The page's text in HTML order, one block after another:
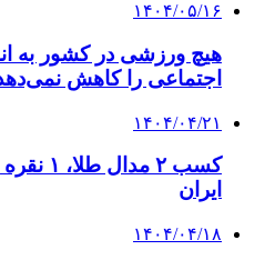
۱۴۰۴/۰۵/۱۶
هیچ ورزشی در کشور به
اجتماعی را کاهش
۱۴۰۴/۰۴/۲۱
ایران
۱۴۰۴/۰۴/۱۸